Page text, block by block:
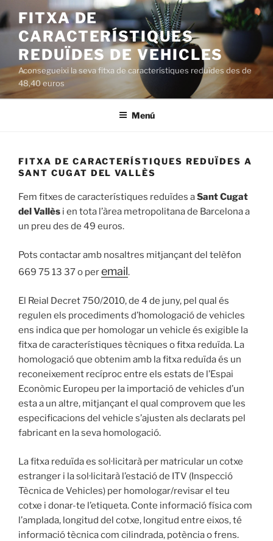
al
contenido
FITXA DE
CARACTERÍSTIQUES
REDUÏDES DE VEHICLES
Aconsegueixi la seva fitxa de característiques reduïdes des de
48,40 euros
Menú
FITXA DE CARACTERÍSTIQUES REDUÏDES A
SANT CUGAT DEL VALLÈS
Fem fitxes de característiques reduïdes aSant Cugat
del Vallès i en tota l’àrea metropolitana de Barcelona a
un preu des de 49 euros.
Pots contactar amb nosaltres mitjançant del telèfon
669 75 13 37 o peremail.
El Reial Decret 750/2010, de 4 de juny, pel qual és
regulen els procediments d’homologació de vehicles
ens indica que per homologar un vehicle és exigible la
fitxa de característiques tècniques o fitxa reduïda. La
homologació que obtenim amb la fitxa reduïda és un
reconeixement recíproc entre els estats de l’Espai
Econòmic Europeu per la importació de vehicles d’un
esta a un altre, mitjançant el qual comprovem que les
especificacions del vehicle s’ajusten als declarats pel
fabricant en la seva homologació.
La fitxa reduïda es sol·licitarà per matricular un cotxe
estranger i la sol·licitarà l’estació de ITV (Inspecció
Tècnica de Vehicles) per homologar/revisar el teu
cotxe i donar-te l’etiqueta. Conte informació física com
l’amplada, longitud del cotxe, longitud entre eixos, té
informació tècnica com cilindrada, potència o frens.